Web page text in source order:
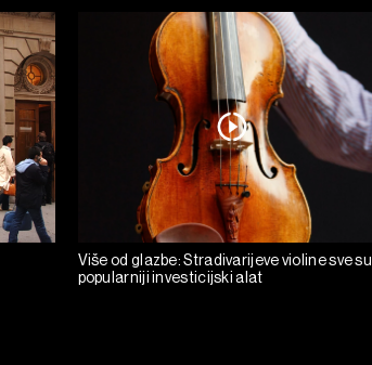
Više od glazbe: Stradivarijeve violine sve su
popularniji investicijski alat